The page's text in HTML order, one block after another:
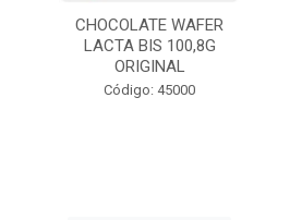
CHOCOLATE WAFER
LACTA BIS 100,8G
ORIGINAL
Código: 45000